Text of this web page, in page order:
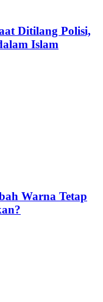
Ditilang Polisi,
Islam
Warna Tetap